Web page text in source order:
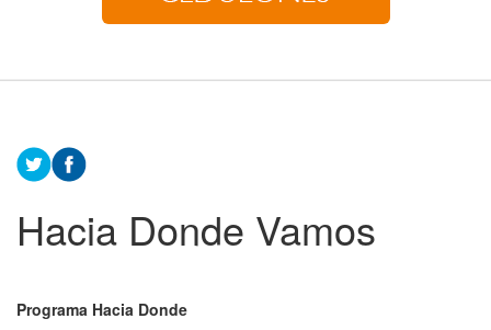
Hacia Donde Vamos
Programa Hacia Donde